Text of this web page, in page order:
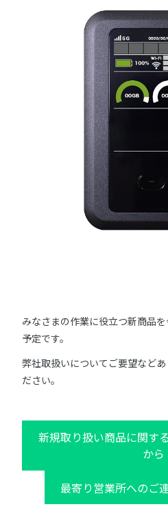
みなさまの作業に役立つ新商品
予定です。
弊社取扱いについてご要望など
ださい。
新規取り扱い商品に関す
から
最寄り営業所へのご